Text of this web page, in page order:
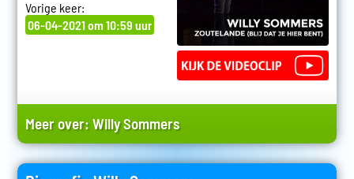
Vorige keer:
06-04-2021 om 10:59 uur
Meer over:Willy Sommers